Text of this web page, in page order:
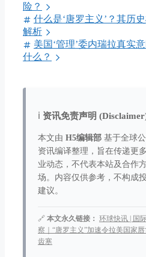
险？
什么是‘唐罗主义’？其历
解析
美国‘管理’委内瑞拉真实
什么？
ℹ️ 资讯免责声明
本文由 H5编辑部 基于全球
资讯编译整理，旨在传递更
业动态，不代表本站及合作
场。内容仅供参考，不构成
建议。
🔗 本文永久链接： 环球快讯 | 国
察｜“唐罗主义”加速令拉美国家
齿寒